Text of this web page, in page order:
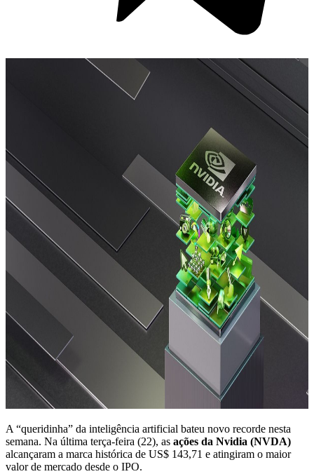
A “queridinha” da inteligência artificial bateu novo recorde nesta
semana. Na última terça-feira (22), as ações da Nvidia (NVDA)
alcançaram a marca histórica de US$ 143,71 e atingiram o maior
valor de mercado desde o IPO.